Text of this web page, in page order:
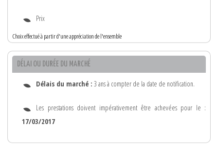
Prix
Choix effectué à partir d'une appréciation de l'ensemble
DÉLAI OU DURÉE DU MARCHÉ
Délais du marché : 3 ans à compter de la date de notification.
Les prestations doivent impérativement être achevées pour le :
17/03/2017